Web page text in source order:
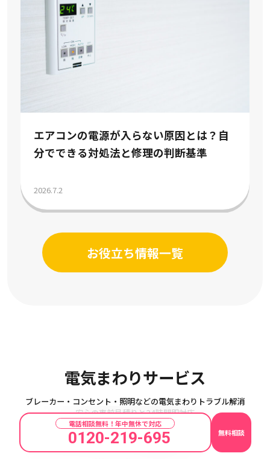
エアコンの電源が入らない原因とは？自
分でできる対処法と修理の判断基準
2026.7.2
お役立ち情報一覧
電気まわりサービス
Electricity
ブレーカー・コンセント・照明などの電気まわりトラブル解消
安心の事前見積りと24時間即対応
ブレーカー コンセント
照明
電話相談無料！年中無休で対応
0120-219-695 無料相談